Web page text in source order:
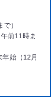
）
前11時ま
始（12月